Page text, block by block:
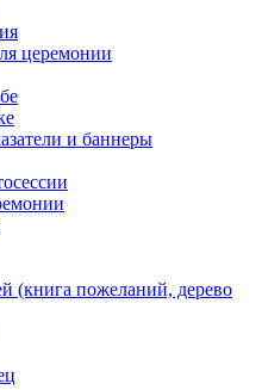
церемонии
и баннеры
(книга пожеланий, дерево